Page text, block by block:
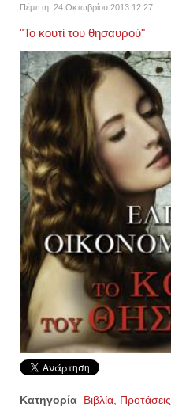
Πέμπτη, 24 Οκτωβρίου 2013 12:27
"To κουτί του θησαυρού"
Κατηγορία Βιβλία, Προτάσεις